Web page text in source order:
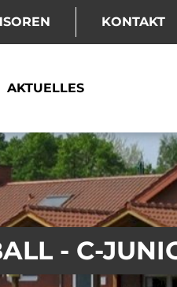
KONTAKT
AKTUELLES
- C-